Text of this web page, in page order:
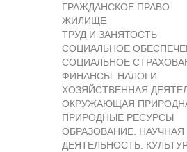
ГРАЖДАНСКОЕ ПРАВО
ЖИЛИЩЕ
ТРУД И ЗАНЯТОСТЬ
СОЦИАЛЬНОЕ
СОЦИАЛЬНОЕ
ФИНАНСЫ. НАЛОГИ
ХОЗЯЙСТВЕННАЯ
ОКРУЖАЮЩАЯ
ПРИРОДНЫЕ РЕСУРСЫ
ОБРАЗОВАНИЕ. НАУЧНАЯ
ДЕЯТЕЛЬНОСТЬ.